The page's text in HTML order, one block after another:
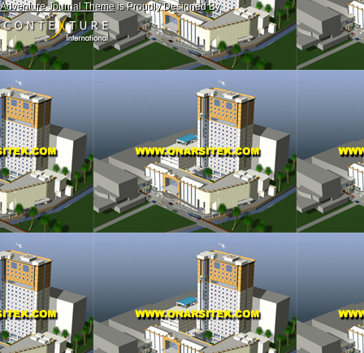
Adventure Journal Themeis Proudly Designed By